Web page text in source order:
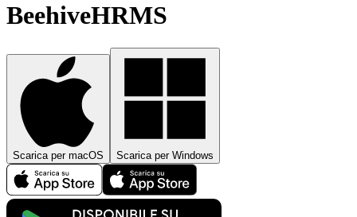
BeehiveHRMS
Scarica per macOS Scarica per Windows